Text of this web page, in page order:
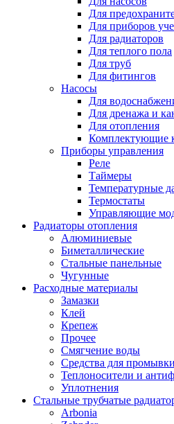
Для
Для приборов
Для радиаторов
Для теплого пола
Для труб
Для фитингов
Насосы
Для
Для дренажа и
Для отопления
Комплектующие
Приборы управления
Реле
Таймеры
Температурные
Термостаты
Управляющие
Радиаторы отопления
Алюминиевые
Биметаллические
Стальные панельные
Чугунные
Расходные материалы
Замазки
Клей
Крепеж
Прочее
Смягчение воды
Средства для промывки
Теплоносители и
Уплотнения
Стальные трубчатые
Arbonia